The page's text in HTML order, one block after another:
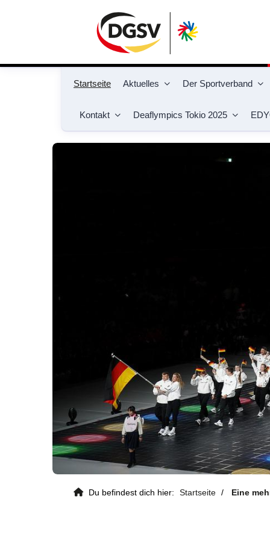
Startseite Aktuelles Der Sportverband
Kontakt Deaflympics Tokio 2025
Du befindest dich hier: Startseite Eine